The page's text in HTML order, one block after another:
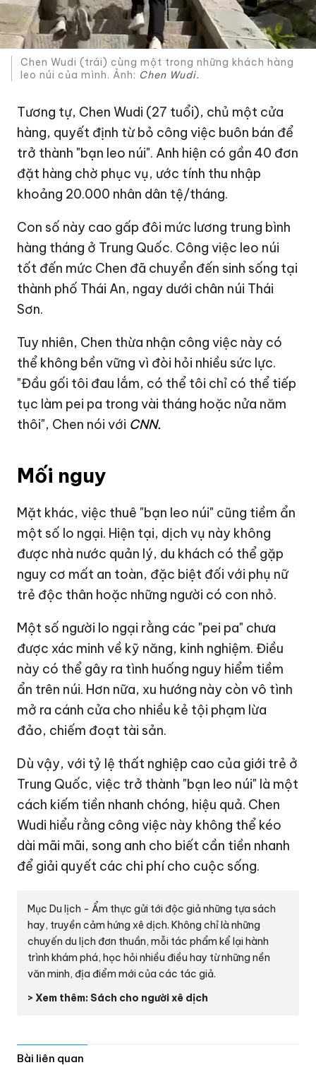
Chen Wudi (trái) cùng một trong những khách hàng
leo núi của mình. Ảnh: Chen Wudi.
Tương tự, Chen Wudi (27 tuổi), chủ một cửa
hàng, quyết định từ bỏ công việc buôn bán để
trở thành "bạn leo núi". Anh hiện có gần 40 đơn
đặt hàng chờ phục vụ, ước tính thu nhập
khoảng 20.000 nhân dân tệ/tháng.
Con số này cao gấp đôi mức lương trung bình
hàng tháng ở Trung Quốc. Công việc leo núi
tốt đến mức Chen đã chuyển đến sinh sống tại
thành phố Thái An, ngay dưới chân núi Thái
Sơn.
Tuy nhiên, Chen thừa nhận công việc này có
thể không bền vững vì đòi hỏi nhiều sức lực.
"Đầu gối tôi đau lắm, có thể tôi chỉ có thể tiếp
tục làm pei pa trong vài tháng hoặc nửa năm
thôi", Chen nói với CNN.
Mối nguy
Mặt khác, việc thuê "bạn leo núi" cũng tiềm ẩn
một số lo ngại. Hiện tại, dịch vụ này không
được nhà nước quản lý, du khách có thể gặp
nguy cơ mất an toàn, đặc biệt đối với phụ nữ
trẻ độc thân hoặc những người có con nhỏ.
Một số người lo ngại rằng các "pei pa" chưa
được xác minh về kỹ năng, kinh nghiệm. Điều
này có thể gây ra tình huống nguy hiểm tiềm
ẩn trên núi. Hơn nữa, xu hướng này còn vô tình
mở ra cánh cửa cho nhiều kẻ tội phạm lừa
đảo, chiếm đoạt tài sản.
Dù vậy, với tỷ lệ thất nghiệp cao của giới trẻ ở
Trung Quốc, việc trở thành "bạn leo núi" là một
cách kiếm tiền nhanh chóng, hiệu quả. Chen
Wudi hiểu rằng công việc này không thể kéo
dài mãi mãi, song anh cho biết cần tiền nhanh
để giải quyết các chi phí cho cuộc sống.
Mục Du lịch - Ẩm thực gửi tới độc giả những tựa sách
hay, truyền cảm hứng xê dịch. Không chỉ là những
chuyến du lịch đơn thuần, mỗi tác phẩm kể lại hành
trình khám phá, học hỏi nhiều điều hay từ những nền
văn minh, địa điểm mới của các tác giả.
> Xem thêm: Sách cho người xê dịch
Bài liên quan